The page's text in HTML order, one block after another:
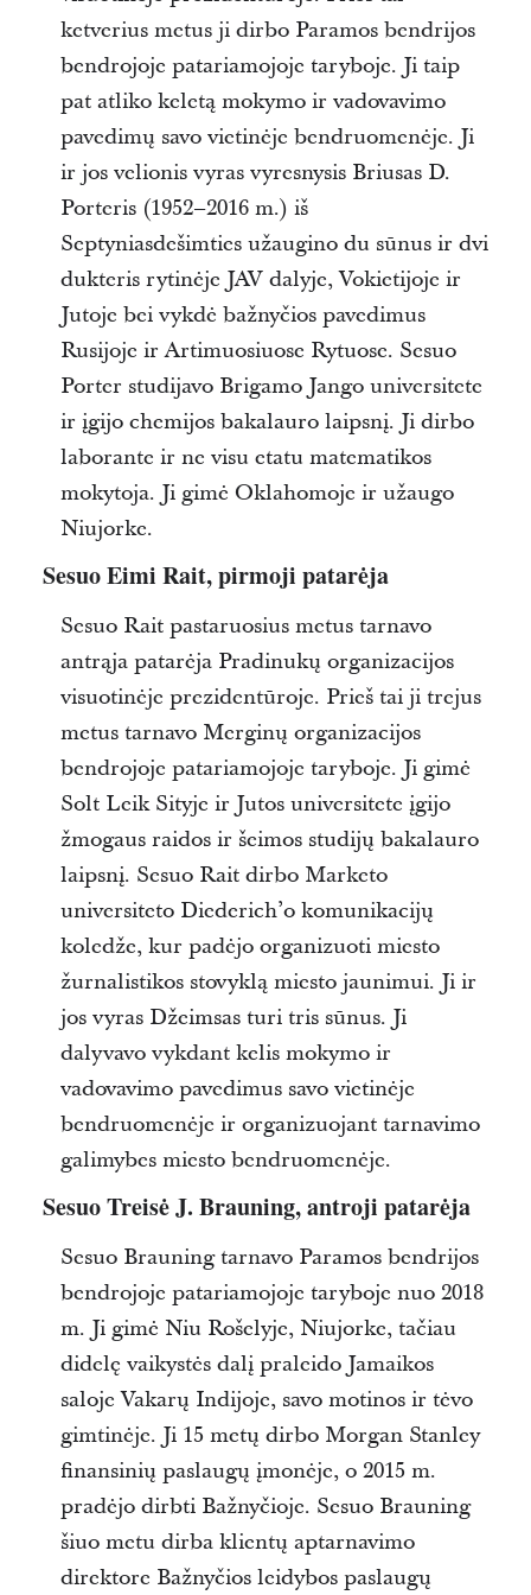
ketverius metus ji dirbo Paramos bendrijos
bendrojoje patariamojoje taryboje. Ji taip
pat atliko keletą mokymo ir vadovavimo
pavedimų savo vietinėje bendruomenėje. Ji
ir jos velionis vyras vyresnysis Briusas D.
Porteris (1952–2016 m.) iš
Septyniasdešimties užaugino du sūnus ir dvi
dukteris rytinėje JAV dalyje, Vokietijoje ir
Jutoje bei vykdė bažnyčios pavedimus
Rusijoje ir Artimuosiuose Rytuose. Sesuo
Porter studijavo Brigamo Jango universitete
ir įgijo chemijos bakalauro laipsnį. Ji dirbo
laborante ir ne visu etatu matematikos
mokytoja. Ji gimė Oklahomoje ir užaugo
Niujorke.
Sesuo Eimi Rait, pirmoji patarėja
Sesuo Rait pastaruosius metus tarnavo
antrąja patarėja Pradinukų organizacijos
visuotinėje prezidentūroje. Prieš tai ji trejus
metus tarnavo Merginų organizacijos
bendrojoje patariamojoje taryboje. Ji gimė
Solt Leik Sityje ir Jutos universitete įgijo
žmogaus raidos ir šeimos studijų bakalauro
laipsnį. Sesuo Rait dirbo Marketo
universiteto Diederich’o komunikacijų
koledže, kur padėjo organizuoti miesto
žurnalistikos stovyklą miesto jaunimui. Ji ir
jos vyras Džeimsas turi tris sūnus. Ji
dalyvavo vykdant kelis mokymo ir
vadovavimo pavedimus savo vietinėje
bendruomenėje ir organizuojant tarnavimo
galimybes miesto bendruomenėje.
Sesuo Treisė J. Brauning, antroji patarėja
Sesuo Brauning tarnavo Paramos bendrijos
bendrojoje patariamojoje taryboje nuo 2018
m. Ji gimė Niu Rošelyje, Niujorke, tačiau
didelę vaikystės dalį praleido Jamaikos
saloje Vakarų Indijoje, savo motinos ir tėvo
gimtinėje. Ji 15 metų dirbo Morgan Stanley
finansinių paslaugų įmonėje, o 2015 m.
pradėjo dirbti Bažnyčioje. Sesuo Brauning
šiuo metu dirba klientų aptarnavimo
direktore Bažnyčios leidybos paslaugų